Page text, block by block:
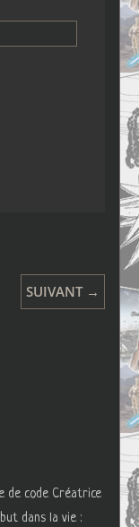
SUIVANT →
de code Créatrice
dans la vie :